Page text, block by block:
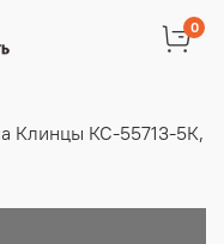
0
Клинцы КС-55713-5К,